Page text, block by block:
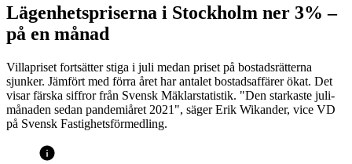
Lägenhetspriserna i Stockholm ner 3% –
på en månad
Villapriset fortsätter stiga i juli medan priset på bostadsrätterna
sjunker. Jämfört med förra året har antalet bostadsaffärer ökat. Det
visar färska siffror från Svensk Mäklarstatistik. "Den starkaste juli-
månaden sedan pandemiåret 2021", säger Erik Wikander, vice VD
på Svensk Fastighetsförmedling.